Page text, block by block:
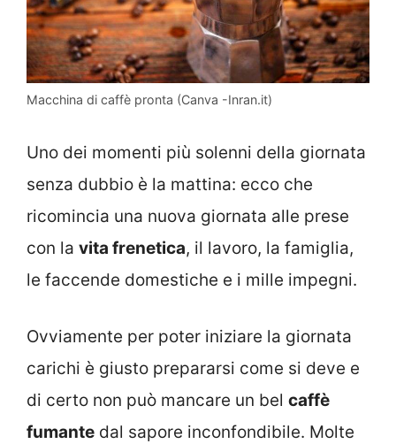
Macchina di caffè pronta (Canva -Inran.it)
Uno dei momenti più solenni della giornata
senza dubbio è la mattina: ecco che
ricomincia una nuova giornata alle prese
con la vita frenetica, il lavoro, la famiglia,
le faccende domestiche e i mille impegni.
Ovviamente per poter iniziare la giornata
carichi è giusto prepararsi come si deve e
di certo non può mancare un bel caffè
fumante dal sapore inconfondibile. Molte